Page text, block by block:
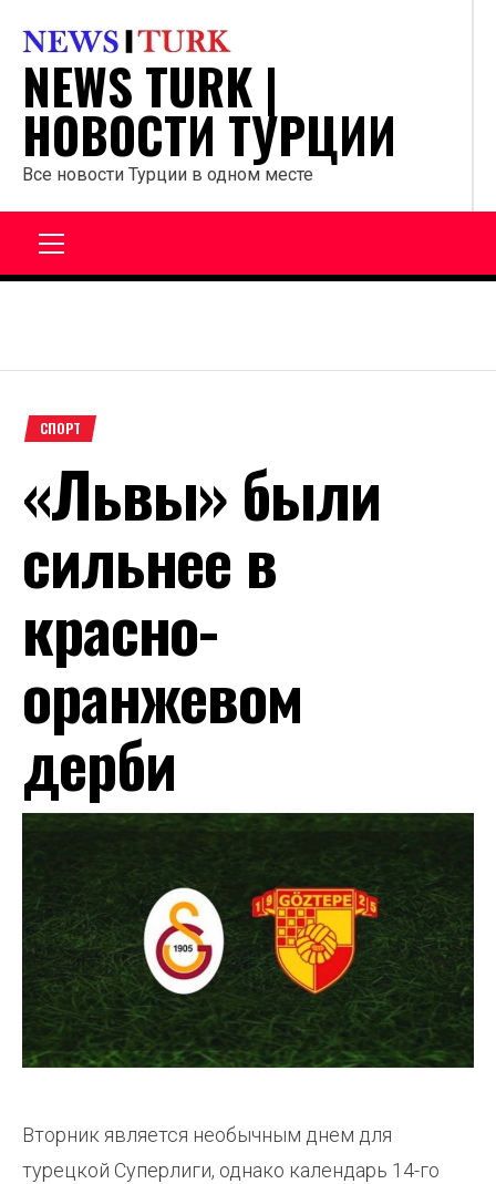
содержанию
NEWS TURK |
НОВОСТИ ТУРЦИИ
Все новости Турции в одном месте
СПОРТ
«Львы» были
сильнее в
красно-
оранжевом
дерби
Вторник является необычным днем для
турецкой Суперлиги, однако календарь 14-го